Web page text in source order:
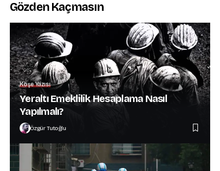
Gözden Kaçmasın
Köşe Yazısı
Yeraltı Emeklilik Hesaplama Nasıl
Yapılmalı?
Özgür Tutoğlu